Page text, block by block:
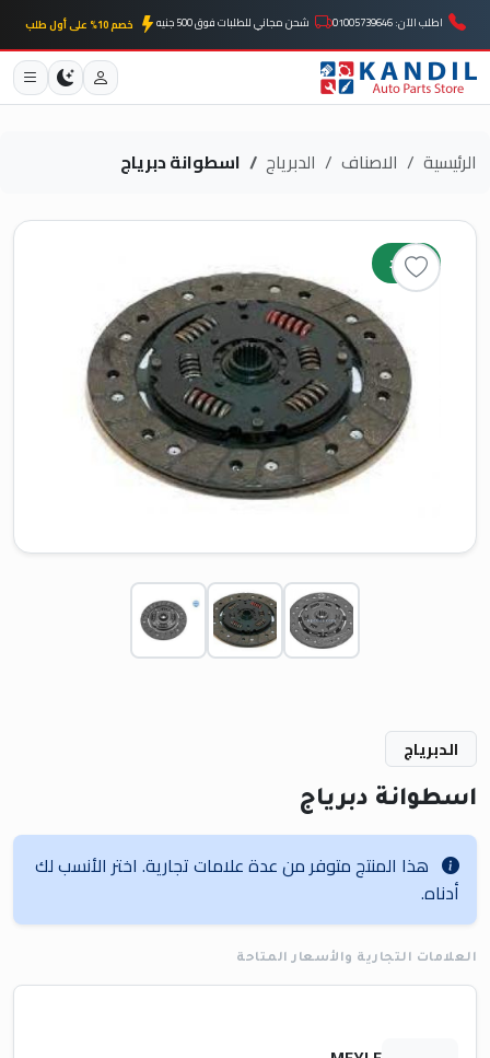
اطلب الآن: 01005739646 شحن مجاني للطلبات فوق 500 جنيه خصم 10% على أول طلب
الرئيسية الاصناف الدبرياج اسطوانة دبرياج
جديد
الدبرياج
اسطوانة دبرياج
هذا المنتج متوفر من عدة علامات تجارية. اختر الأنسب لك
أدناه.
العلامات التجارية والأسعار المتاحة